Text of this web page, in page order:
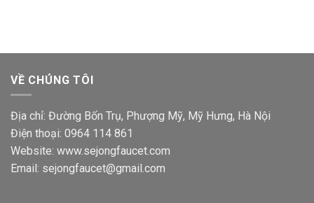
VỀ CHÚNG TÔI
Địa chỉ: Đường Bốn Trụ, Phượng Mỹ, Mỹ Hưng, Hà Nội
Điện thoại: 0964 114 861
Website: www.sejongfaucet.com
Email: sejongfaucet@gmail.com